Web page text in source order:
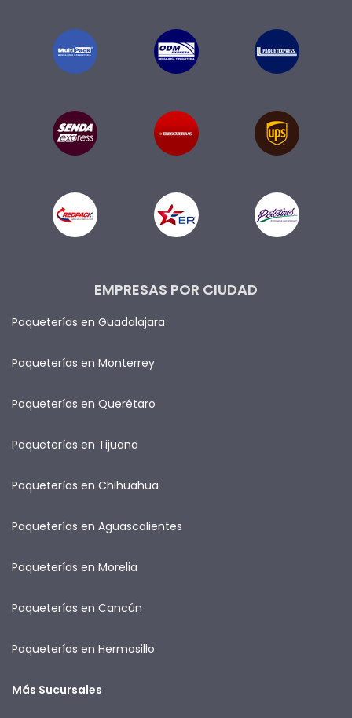
EMPRESAS POR CIUDAD
Paqueterías en Guadalajara
Paqueterías en Monterrey
Paqueterías en Querétaro
Paqueterías en Tijuana
Paqueterías en Chihuahua
Paqueterías en Aguascalientes
Paqueterías en Morelia
Paqueterías en Cancún
Paqueterías en Hermosillo
Más Sucursales